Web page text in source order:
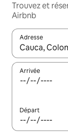
Trouvez et
Airbnb
Adresse
Lorsque les
Arrivée
Départ